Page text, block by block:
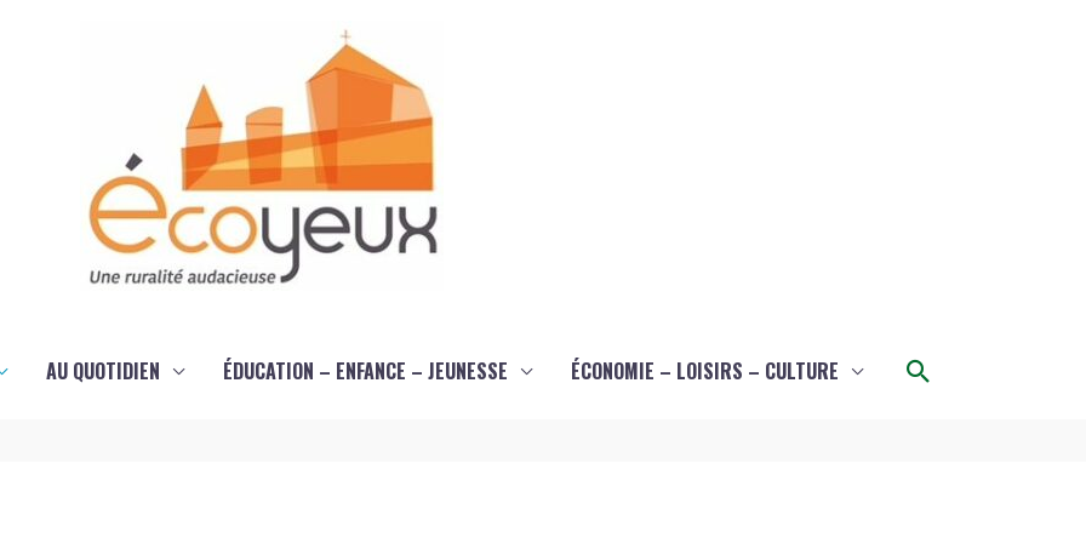
AU QUOTIDIEN ÉDUCATION – ENFANCE – JEUNESSE ÉCONOMIE – LOISIRS – CULTURE Rechercher